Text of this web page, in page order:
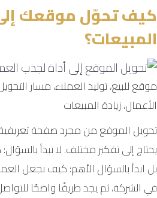
كيف تحوّل موقعك إلى
المبيعات؟
موقع للبيع، توليد العملاء، مسار
الأعمال، زيادة المبيعات
تحويل الموقع من مجرد صفحة تعريفية
يحتاج إلى تفكير مختلف. لا تبدأ
بل ابدأ بالسؤال الأهم: كيف نجعل
في الشركة، ثم يجد طريقًا واضحًا